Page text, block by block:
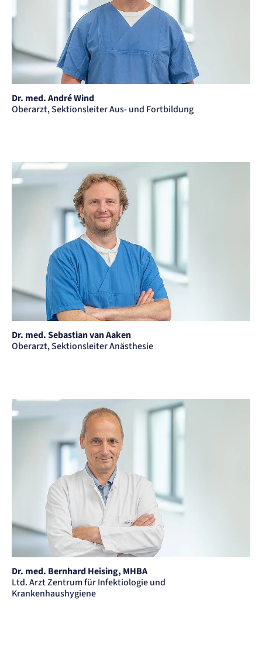
Dr. med. André Wind
Oberarzt, Sektionsleiter Aus- und Fortbildung
Dr. med. Sebastian van Aaken
Oberarzt, Sektionsleiter Anästhesie
Dr. med. Bernhard Heising, MHBA
Ltd. Arzt Zentrum für Infektiologie und
Krankenhaushygiene